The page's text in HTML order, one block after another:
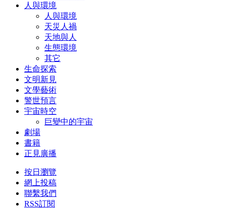
人與環境
人與環境
天災人禍
天地與人
生態環境
其它
生命探索
文明新見
文學藝術
警世預言
宇宙時空
巨變中的宇宙
劇場
書籍
正見廣播
按日瀏覽
網上投稿
聯繫我們
RSS訂閱